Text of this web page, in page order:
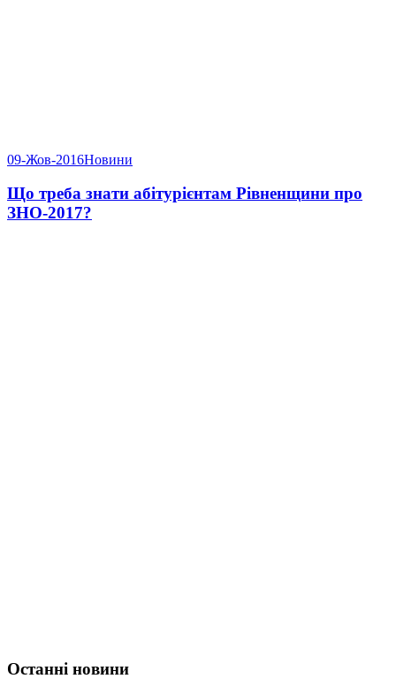
09-Жов-2016Новини
Що треба знати абітурієнтам Рівненщини про
ЗНО-2017?
Останні новини